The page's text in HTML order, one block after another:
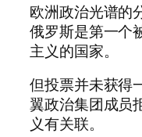
欧洲政治光谱的
俄罗斯是第一个
主义的国家。
但投票并未获得
翼政治集团成员
义有关联。